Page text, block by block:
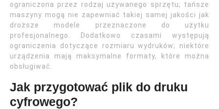
ograniczona przez rodzaj używanego sprzętu; tańsze
maszyny mogą nie zapewniać takiej samej jakości jak
droższe modele przeznaczone do użytku
profesjonalnego. Dodatkowo czasami występują
ograniczenia dotyczące rozmiaru wydruków; niektóre
urządzenia mają maksymalne formaty, które można
obsługiwać.
Jak przygotować plik do druku
cyfrowego?